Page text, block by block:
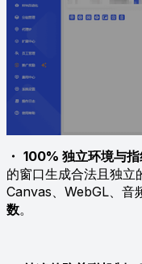
・ 100% 独立环境与
的窗口生成合法且独立
Canvas、WebGL、音
数。